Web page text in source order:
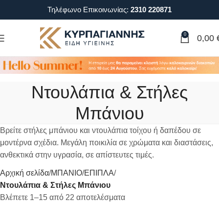
Τηλέφωνο Επικοινωνίας: 2310 220871
0 0,00
Ντουλάπια & Στήλες
Μπάνιου
Βρείτε στήλες μπάνιου και ντουλάπια τοίχου ή δαπέδου σε
μοντέρνα σχέδια. Μεγάλη ποικιλία σε χρώματα και διαστάσεις,
ανθεκτικά στην υγρασία, σε απίστευτες τιμές.
Αρχική σελίδα ΜΠΑΝΙΟ ΕΠΙΠΛΑ
Ντουλάπια & Στήλες Μπάνιου
Βλέπετε 1–15 από 22 αποτελέσματα